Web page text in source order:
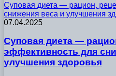
Суповая диета — рацион,
снижения веса и улучшения
07.04.2025
Суповая диета —
эффективность для
улучшения здоровья